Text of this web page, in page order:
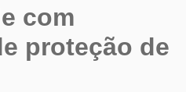
com
proteção de